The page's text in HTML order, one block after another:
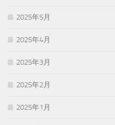
2025年5月
2025年4月
2025年3月
2025年2月
2025年1月